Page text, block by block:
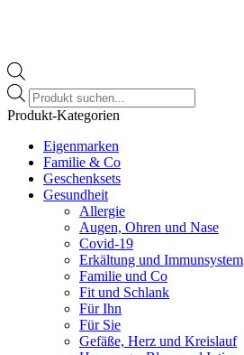
Products
search
Produkt-Kategorien
Eigenmarken
Familie & Co
Geschenksets
Gesundheit
Allergie
Augen, Ohren und Nase
Covid-19
Erkältung und Immunsystem
Familie und Co
Fit und Schlank
Für Ihn
Für Sie
Gefäße, Herz und Kreislauf